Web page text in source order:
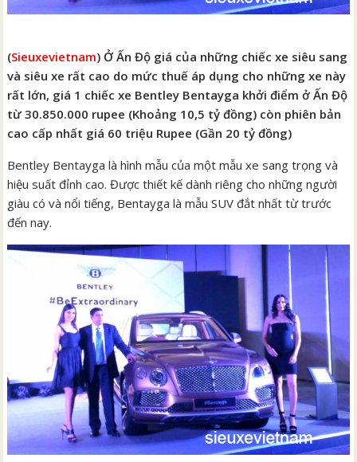
(Sieuxevietnam) Ở Ấn Độ giá của những chiếc xe siêu sang
và siêu xe rất cao do mức thuế áp dụng cho những xe này
rất lớn, giá 1 chiếc xe Bentley Bentayga khởi điểm ở Ấn Độ
từ 30.850.000 rupee (Khoảng 10,5 tỷ đồng) còn phiên bản
cao cấp nhất giá 60 triệu Rupee (Gần 20 tỷ đồng)
Bentley Bentayga là hình mẫu của một mẫu xe sang trọng và
hiệu suất đỉnh cao. Được thiết kế dành riêng cho những người
giàu có và nổi tiếng, Bentayga là mẫu SUV đắt nhất từ trước
đến nay.